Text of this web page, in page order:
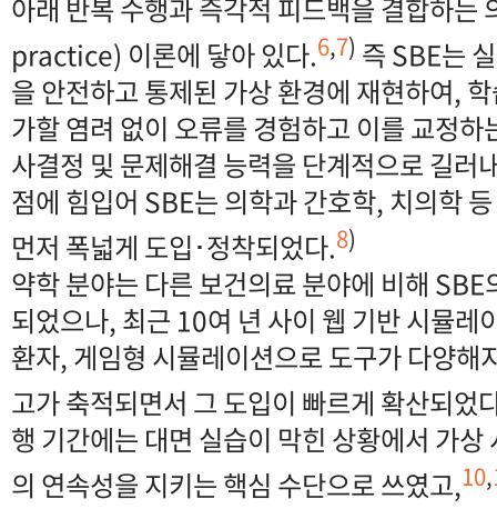
아래 반복 수행과 즉각적 피드백을 결합하
practice) 이론에 닿아 있다.6,7) 즉 SBE는
을 안전하고 통제된 가상 환경에 재현하여,
가할 염려 없이 오류를 경험하고 이를 교정
사결정 및 문제해결 능력을 단계적으로 길러
점에 힘입어 SBE는 의학과 간호학, 치의학
먼저 폭넓게 도입･정착되었다.8)
약학 분야는 다른 보건의료 분야에 비해
되었으나, 최근 10여 년 사이 웹 기반 시뮬레
환자, 게임형 시뮬레이션으로 도구가 다양해
고가 축적되면서 그 도입이 빠르게 확산되었
행 기간에는 대면 실습이 막힌 상황에서 가
의 연속성을 지키는 핵심 수단으로 쓰였고,10,